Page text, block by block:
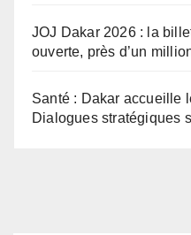
JOJ Dakar 2026 : la
ouverte, près d’un
Santé : Dakar accueille
Dialogues stratégiques